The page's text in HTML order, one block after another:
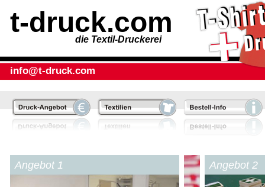
t-druck.com
die Textil-Druckerei
info@t-druck.com
Angebot 1 Angebot 2